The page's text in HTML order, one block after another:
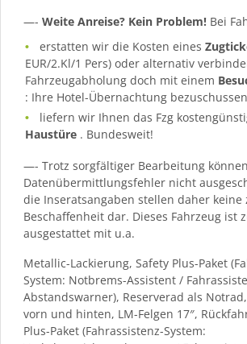
—- Weite Anreise? Kein Problem! Bei
erstatten wir die Kosten eines
EUR/2.Kl/1 Pers) oder alternativ
Fahrzeugabholung doch mit einem
: Ihre Hotel-Übernachtung
liefern wir Ihnen das Fzg
Haustüre . Bundesweit!
—- Trotz sorgfältiger Bearbeitung
Datenübermittlungsfehler nicht
die Inseratsangaben stellen daher keine
Beschaffenheit dar. Dieses Fahrzeug ist
ausgestattet mit u.a.
Metallic-Lackierung, Safety Plus-Paket
System: Notbrems-Assistent /
Abstandswarner), Reserverad als
vorn und hinten, LM-Felgen 17″,
Plus-Paket (Fahrassistenz-System: